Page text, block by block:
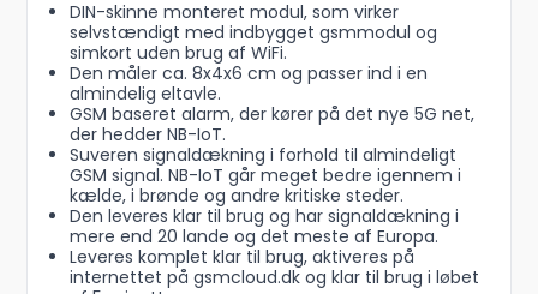
DIN-skinne monteret modul, som virker
selvstændigt med indbygget gsmmodul og
simkort uden brug af WiFi.
Den måler ca. 8x4x6 cm og passer ind i en
almindelig eltavle.
GSM baseret alarm, der kører på det nye 5G net,
der hedder NB-IoT.
Suveren signaldækning i forhold til almindeligt
GSM signal. NB-IoT går meget bedre igennem i
kælde, i brønde og andre kritiske steder.
Den leveres klar til brug og har signaldækning i
mere end 20 lande og det meste af Europa.
Leveres komplet klar til brug, aktiveres på
internettet på gsmcloud.dk og klar til brug i løbet